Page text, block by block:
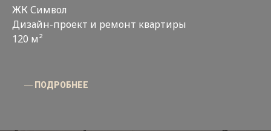
ЖК Символ
Дизайн-проект и ремонт квартиры
120 м²
― ПОДРОБНЕЕ